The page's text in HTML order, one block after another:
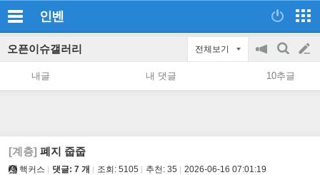
인벤
오픈이슈갤러리 전체보기
공
지
on/off
검
색
글
쓰
내글 내 댓글 10추글
[계층] 폐지 줍줍
핵커스 댓글: 7 개 조회: 5105 추천: 35 2026-06-16 07:01:19